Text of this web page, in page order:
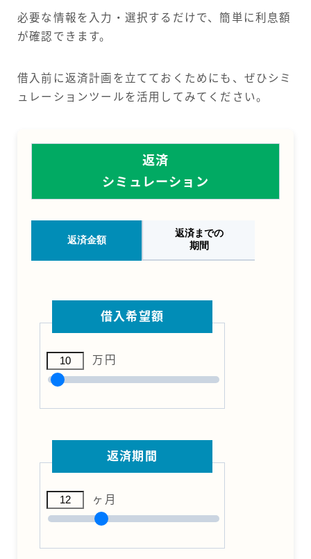
必要な情報を入力・選択するだけで、簡単に利息額
が確認できます。
借入前に返済計画を立てておくためにも、ぜひシミ
ュレーションツールを活用してみてください。
返済
シミュレーション
返済金額
返済までの
期間
借入希望額
万円
返済期間
ヶ月